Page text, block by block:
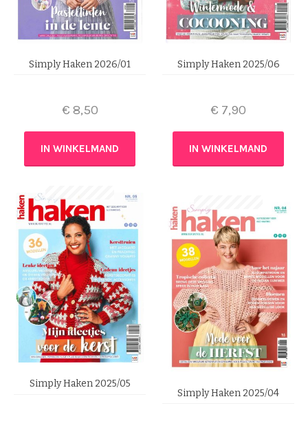
Simply Haken 2026/01
€ 8,50
IN WINKELMAND
Simply Haken 2025/06
€ 7,90
IN WINKELMAND
Simply Haken 2025/05
Simply Haken 2025/04